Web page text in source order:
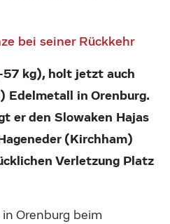
bei seiner Rückkehr
57 kg), holt jetzt auch
Edelmetall in Orenburg.
er den Slowaken Hajas
(Kirchham)
Verletzung Platz
Orenburg beim